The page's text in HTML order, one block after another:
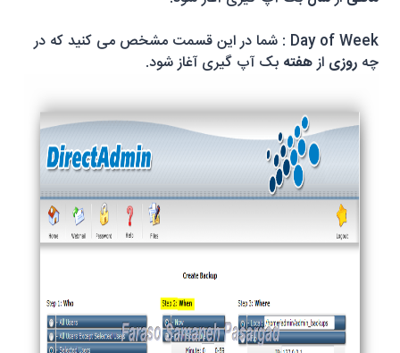
Day of Week : شما در این قسمت مشخص می کنید که در
چه روزی ازهفته بک آپ گیری آغاز شود.